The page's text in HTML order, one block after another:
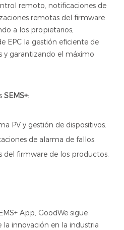
remoto, notificaciones de
remotas del firmware
a los propietarios,
EPC la gestión eficiente de
y garantizando el máximo
SEMS+:
PV y gestión de dispositivos.
de alarma de fallos.
del firmware de los productos.
App, GoodWe sigue
innovación en la industria